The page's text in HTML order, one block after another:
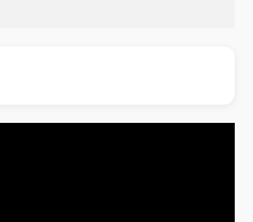
計畫」人體實驗黑幕 運動部不追